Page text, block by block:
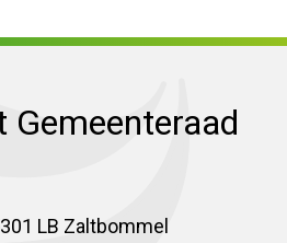
LB Zaltbommel